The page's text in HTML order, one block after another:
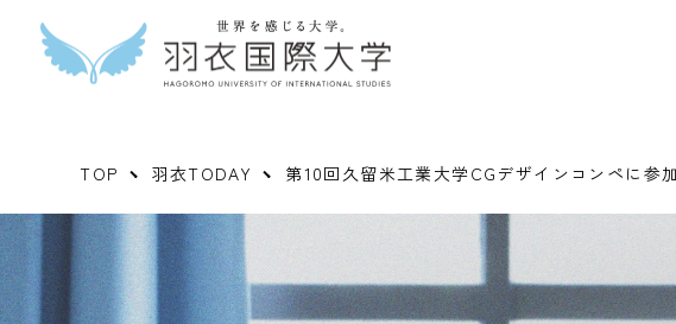
TOP 羽衣TODAY 第10回久留米工業大学CGデザインコンペに参